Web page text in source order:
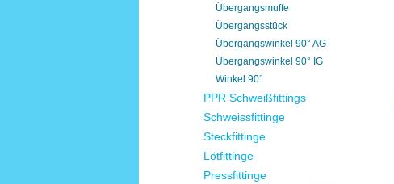
Übergangsmuffe
Übergangsstück
Übergangswinkel 90° AG
Übergangswinkel 90° IG
Winkel 90°
PPR Schweißfittings
Schweissfittinge
Steckfittinge
Lötfittinge
Pressfittinge